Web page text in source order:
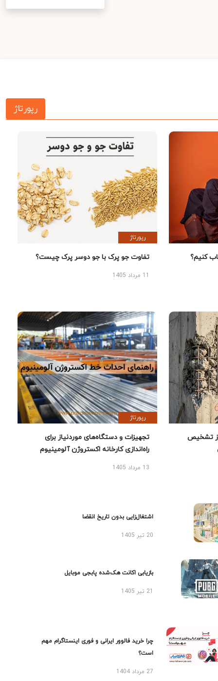
رپورتاژ
کنیم؟
رپورتاژ
تفاوت جو پرک با جو دوسر پرک چیست؟
تشخیص
رپورتاژ
تجهیزات و دستگاه‌های موردنیاز برای
راه‌اندازی کارخانه اکستروژن آلومینیوم
13 مرداد 1405
اشتغال‌زایی بدون تاریخ انقضا
20 تیر 1405
بازیابی اکانت هک‌شده پابجی موبایل
چرا خرید فالوور ایرانی و فوری اینستاگرام مهم
است؟
27 مرداد 1404